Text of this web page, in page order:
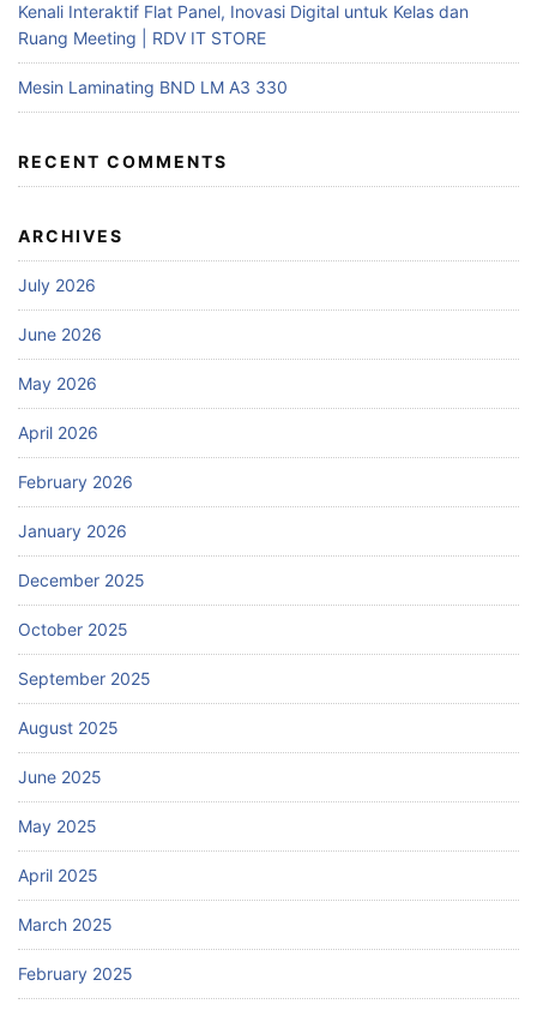
Kenali Interaktif Flat Panel, Inovasi Digital untuk Kelas dan
Ruang Meeting | RDV IT STORE
Mesin Laminating BND LM A3 330
RECENT COMMENTS
ARCHIVES
July 2026
June 2026
May 2026
April 2026
February 2026
January 2026
December 2025
October 2025
September 2025
August 2025
June 2025
May 2025
April 2025
March 2025
February 2025